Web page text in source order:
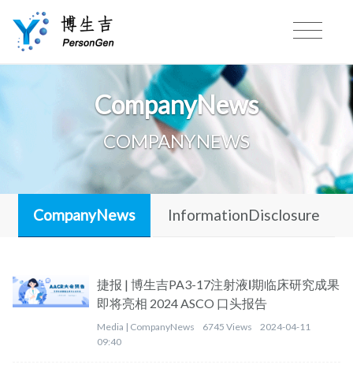
CompanyNews
COMPANYNEWS
CompanyNews InformationDisclosure
捷报 | 博生吉PA3-17注射液Ⅰ期临床研究成果
即将亮相 2024 ASCO 口头报告
Media | CompanyNews 6745 Views
2024-04-11
09:40